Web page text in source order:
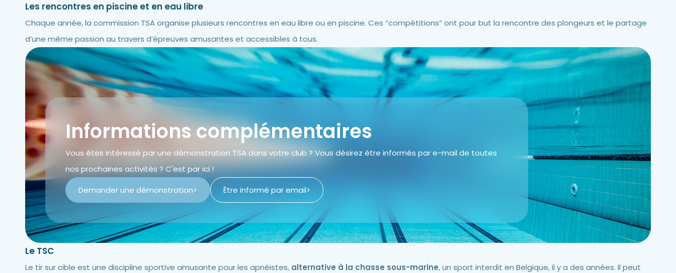
Les rencontres en piscine et en eau libre
Chaque année, la commission TSA organise plusieurs rencontres en eau libre ou en piscine. Ces “compétitions” ont pour but la rencontre des plongeurs et le partage
d’une même passion au travers d’épreuves amusantes et accessibles à tous.
Informations complémentaires
Vous êtes intéressé par une démonstration TSA dans votre club ? Vous désirez être informés par e-mail de toutes
nos prochaines activités ? C'est par ici !
Demander une démonstration> Être informé par email>
Le TSC
Le tir sur cible est une discipline sportive amusante pour les apnéistes, alternative à la chasse sous-marine, un sport interdit en Belgique, il y a des années. Il peut